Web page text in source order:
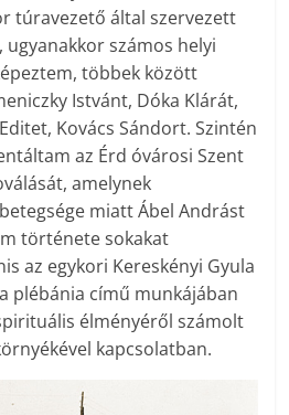
túravezető által szervezett
számos helyi
többek között
Istvánt, Dóka Klárát,
Kovács Sándort. Szintén
az Érd óvárosi Szent
amelynek
miatt Ábel Andrást
története sokakat
az egykori Kereskényi Gyula
plébánia című munkájában
élményéről számolt
kapcsolatban.